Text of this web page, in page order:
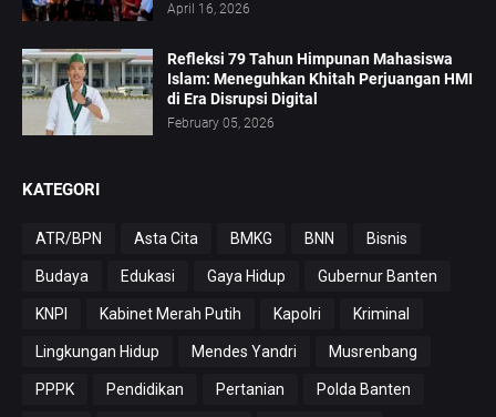
April 16, 2026
Refleksi 79 Tahun Himpunan Mahasiswa
Islam: Meneguhkan Khitah Perjuangan HMI
di Era Disrupsi Digital
February 05, 2026
KATEGORI
ATR/BPN Asta Cita BMKG BNN Bisnis
Budaya Edukasi Gaya Hidup Gubernur Banten
KNPI Kabinet Merah Putih Kapolri Kriminal
Lingkungan Hidup Mendes Yandri Musrenbang
PPPK Pendidikan Pertanian Polda Banten